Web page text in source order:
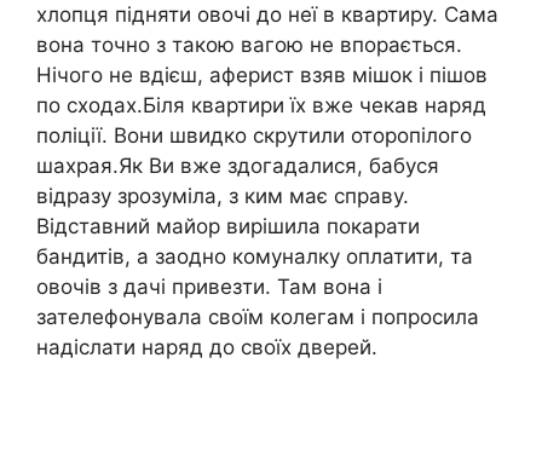
хлопця підняти овочі до неї в квартиру. Сама
вона точно з такою вагою не впорається.
Нічого не вдієш, аферист взяв мішок і пішов
по сходах.Біля квартири їх вже чекав наряд
поліції. Вони швидко скрутили оторопілого
шахрая.Як Ви вже здогадалися, бабуся
відразу зрозуміла, з ким має справу.
Відставний майор вирішила покарати
бандитів, а заодно комуналку оплатити, та
овочів з дачі привезти. Там вона і
зателефонувала своїм колегам і попросила
надіслати наряд до своїх дверей.